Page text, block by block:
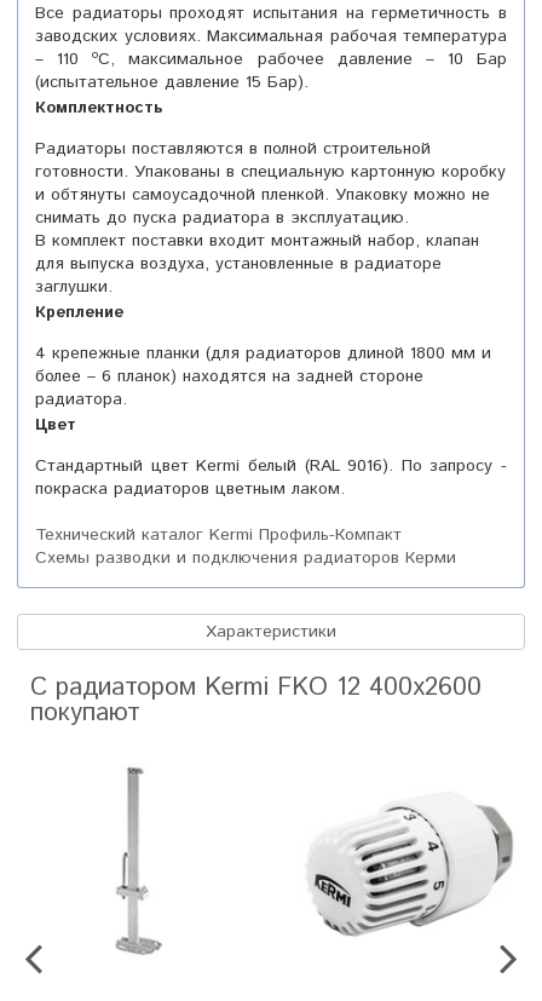
Все радиаторы проходят испытания на герметичность в
заводских условиях. Максимальная рабочая температура
– 110 ºС, максимальное рабочее давление – 10 Бар
(испытательное давление 15 Бар).
Комплектность
Радиаторы поставляются в полной строительной
готовности. Упакованы в специальную картонную коробку
и обтянуты самоусадочной пленкой. Упаковку можно не
снимать до пуска радиатора в эксплуатацию.
В комплект поставки входит монтажный набор, клапан
для выпуска воздуха, установленные в радиаторе
заглушки.
Крепление
4 крепежные планки (для радиаторов длиной 1800 мм и
более – 6 планок) находятся на задней стороне
радиатора.
Цвет
Стандартный цвет Kermi белый (RAL 9016). По запросу -
покраска радиаторов цветным лаком.
Технический каталог Kermi Профиль-Компакт
Схемы разводки и подключения радиаторов Керми
Характеристики
С радиатором Kermi FKO 12 400x2600
покупают